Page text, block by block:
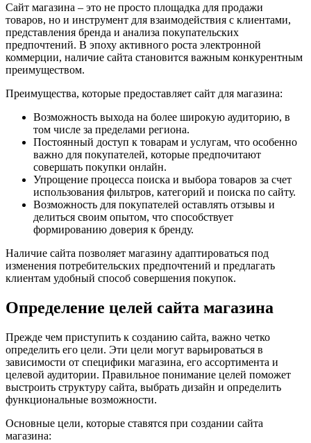
Сайт магазина – это не просто площадка для продажи
товаров, но и инструмент для взаимодействия с клиентами,
представления бренда и анализа покупательских
предпочтений. В эпоху активного роста электронной
коммерции, наличие сайта становится важным конкурентным
преимуществом.
Преимущества, которые предоставляет сайт для магазина:
Возможность выхода на более широкую аудиторию, в
том числе за пределами региона.
Постоянный доступ к товарам и услугам, что особенно
важно для покупателей, которые предпочитают
совершать покупки онлайн.
Упрощение процесса поиска и выбора товаров за счет
использования фильтров, категорий и поиска по сайту.
Возможность для покупателей оставлять отзывы и
делиться своим опытом, что способствует
формированию доверия к бренду.
Наличие сайта позволяет магазину адаптироваться под
изменения потребительских предпочтений и предлагать
клиентам удобный способ совершения покупок.
Определение целей сайта магазина
Прежде чем приступить к созданию сайта, важно четко
определить его цели. Эти цели могут варьироваться в
зависимости от специфики магазина, его ассортимента и
целевой аудитории. Правильное понимание целей поможет
выстроить структуру сайта, выбрать дизайн и определить
функциональные возможности.
Основные цели, которые ставятся при создании сайта
магазина: